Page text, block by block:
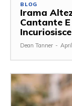
BLOG
Irama
Cantante
Dean Tanner -